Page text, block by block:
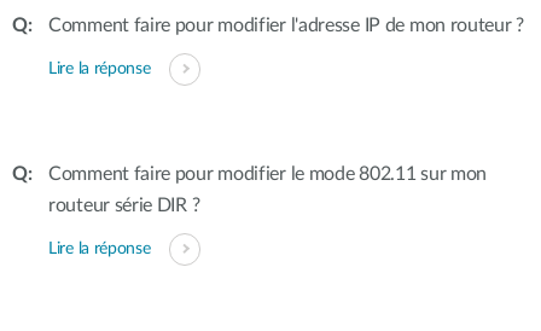
Comment faire pour modifier l'adresse IP de mon routeur ?
Lire la réponse
Comment faire pour modifier le mode 802.11 sur mon
routeur série DIR ?
Lire la réponse